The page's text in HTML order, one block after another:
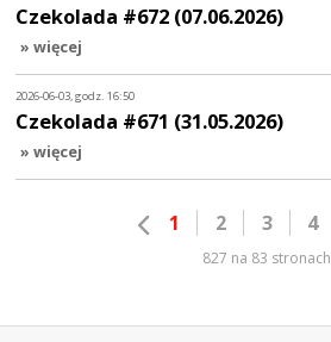
Czekolada #672 (07.06.2026)
» więcej
2026-06-03, godz. 16:50
Czekolada #671 (31.05.2026)
» więcej
1 2 3 4
827 na 83 stronach